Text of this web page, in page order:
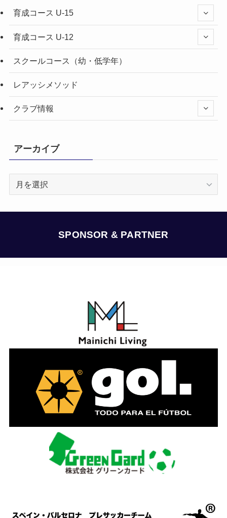
育成コース U-15
育成コース U-12
スクールコース（幼・低学年）
レアッシメソッド
クラブ情報
アーカイブ
SPONSOR & PARTNER